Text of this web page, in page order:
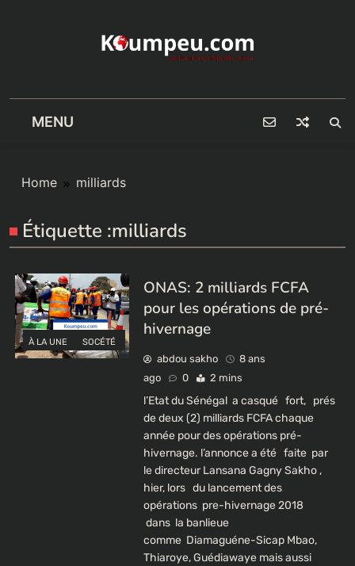
MENU
Home milliards
Étiquette :milliards
À LA UNE SOCÉTÉ
ONAS: 2 milliards FCFA
pour les opérations de pré-
hivernage
abdou sakho
8 ans
ago
0 2 mins
l’Etat du Sénégal a casqué fort, prés
de deux (2) milliards FCFA chaque
année pour des opérations pré-
hivernage. l’annonce a été faite par
le directeur Lansana Gagny Sakho ,
hier, lors du lancement des
opérations pre-hivernage 2018
dans la banlieue
comme Diamaguéne-Sicap Mbao,
Thiaroye, Guédiawaye mais aussi